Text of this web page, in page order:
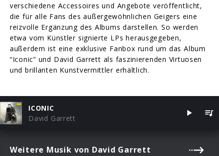
verschiedene Accessoires und Angebote veröffentlicht,
die für alle Fans des außergewöhnlichen Geigers eine
reizvolle Ergänzung des Albums darstellen. So werden
etwa vom Künstler signierte LPs herausgegeben,
außerdem ist eine exklusive Fanbox rund um das Album
“Iconic” und David Garrett als faszinierenden Virtuosen
und brillanten Kunstvermittler erhältlich.
ICONIC
David Garrett
Weitere Musik von David Garrett